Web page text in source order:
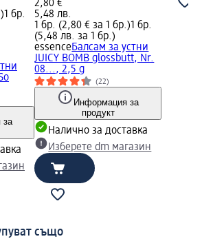
1 бр.
за
2,80 €
5,48 лв.
1 бр. (2,80 € за 1 бр.)1 бр.
(5,48 лв. за 1 бр.)
essenceБалсам за устни
JUICY BOMB glossbutt, Nr.
08..., 2,5 g
(22)
Информация за
продукт
Налично за доставка
Изберете dm магазин
също